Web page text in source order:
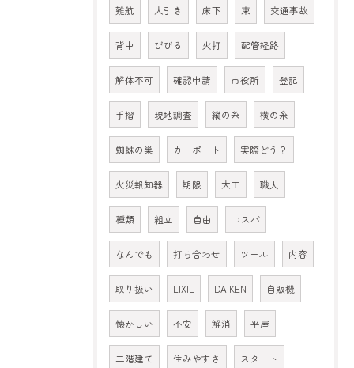
難航 大引き 床下 束 交通事故
背中 びびる 火打 配管経路
解体不可 確認申請 市役所 登記
手摺 現地調査 縦の糸 横の糸
蜘蛛の巣 カーポート 実際どう？
火災報知器 期限 大工 職人
種類 組立 自由 コスパ
なんでも 打ち合わせ ツール 内容
取り扱い LIXIL DAIKEN 自販機
懐かしい 不安 解消 平屋
二階建て 住みやすさ スタート